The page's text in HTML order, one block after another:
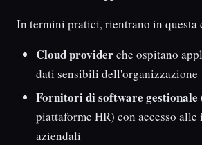
In termini pratici, rientrano in questa
Cloud providerche ospitano
dati sensibili dell'organizzazione
Fornitori di software gestionale
piattaforme HR) con accesso
aziendali